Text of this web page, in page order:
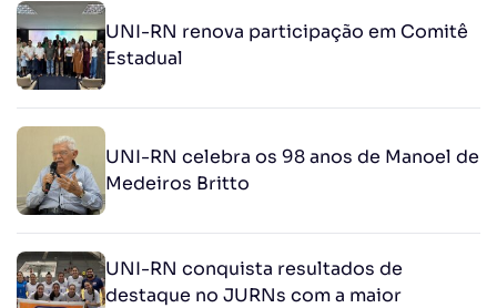
UNI-RN renova participação em Comitê
Estadual
UNI-RN celebra os 98 anos de Manoel de
Medeiros Britto
UNI-RN conquista resultados de
destaque no JURNs com a maior